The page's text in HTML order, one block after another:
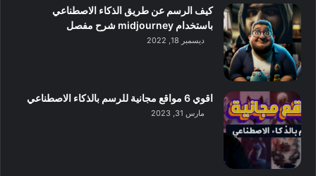
كيف الرسم عن طريق الذكاء الاصطناعي
باستخدام midjourney شرح مفصل
ديسمبر 18, 2022
اقوي 6 مواقع مجانية للرسم بالذكاء الاصطناعي
مارس 31, 2023